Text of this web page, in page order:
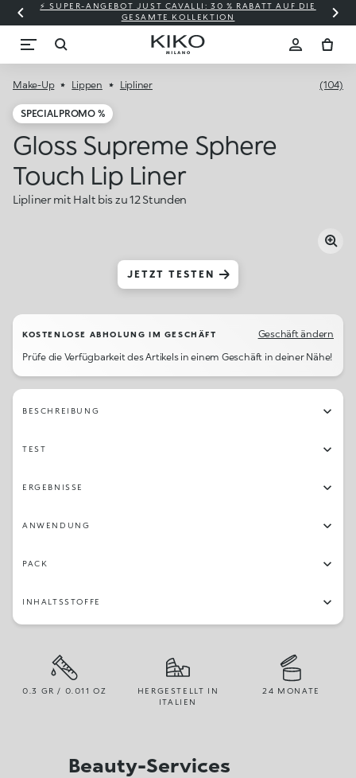
⚡ SUPER-ANGEBOT JUST CAVALLI: 30 % RABATT AUF DIE
GESAMTE KOLLEKTION
Make-Up Lippen Lipliner (104)
SPECIAL PROMO %
Gloss Supreme Sphere
Touch Lip Liner
Lipliner mit Halt bis zu 12 Stunden
JETZT TESTEN
KOSTENLOSE ABHOLUNG IM GESCHÄFT
Geschäft ändern
Prüfe die Verfügbarkeit des Artikels in einem Geschäft in deiner Nähe!
BESCHREIBUNG
TEST
ERGEBNISSE
ANWENDUNG
PACK
INHALTSSTOFFE
0.3 GR / 0.011 OZ
HERGESTELLT IN
ITALIEN
24 MONATE
Beauty-Services